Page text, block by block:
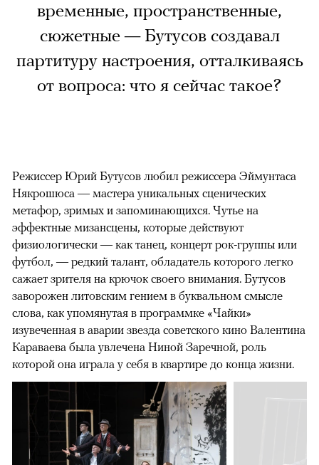
временные, пространственные,
сюжетные — Бутусов создавал
партитуру настроения, отталкиваясь
от вопроса: что я сейчас такое?
Режиссер Юрий Бутусов любил режиссера Эймунтаса
Някрошюса — мастера уникальных сценических
метафор, зримых и запоминающихся. Чутье на
эффектные мизансцены, которые действуют
физиологически — как танец, концерт рок-группы или
футбол, — редкий талант, обладатель которого легко
сажает зрителя на крючок своего внимания. Бутусов
заворожен литовским гением в буквальном смысле
слова, как упомянутая в программке «Чайки»
изувеченная в аварии звезда советского кино Валентина
Караваева была увлечена Ниной Заречной, роль
которой она играла у себя в квартире до конца жизни.